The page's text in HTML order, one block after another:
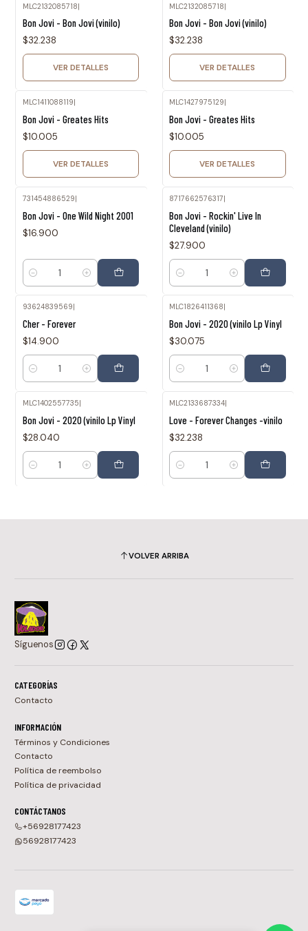
MLC2132085718|
Bon Jovi - Bon Jovi (vinilo)
$32.238
VER DETALLES
MLC2132085718|
Bon Jovi - Bon Jovi (vinilo)
$32.238
VER DETALLES
MLC1411088119
Bon Jovi - Greates Hits
$10.005
VER DETALLES
MLC1427975129
Bon Jovi - Greates Hits
$10.005
VER DETALLES
731454886529|
Bon Jovi - One Wild Night 2001
$16.900
Cantidad
8717662576317|
Bon Jovi - Rockin' Live In
Cleveland (vinilo)
$27.900
Cantidad
93624839569
Cher - Forever
$14.900
Cantidad
MLC1826411368
Bon Jovi - 2020 (vinilo Lp Vinyl
$30.075
Cantidad
MLC1402557735|
Bon Jovi - 2020 (vinilo Lp Vinyl
$28.040
Cantidad
MLC2133687334|
Love - Forever Changes -vinilo
$32.238
Cantidad
VOLVER ARRIBA
Síguenos
CATEGORÍAS
Contacto
INFORMACIÓN
Términos y Condiciones
Contacto
Política de reembolso
Política de privacidad
CONTÁCTANOS
+56928177423
56928177423